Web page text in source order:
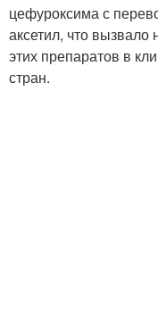
цефуроксима с
аксетил, что
этих препаратов в
стран.